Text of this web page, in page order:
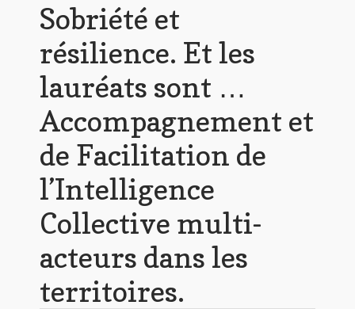
Sobriété et
résilience. Et les
lauréats sont …
Accompagnement et
de Facilitation de
l’Intelligence
Collective multi-
acteurs dans les
territoires.